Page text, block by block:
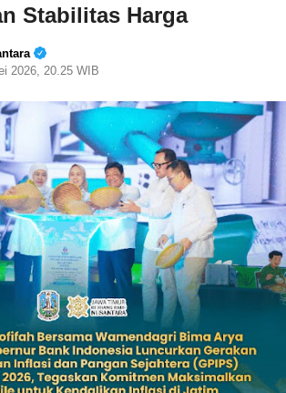
Stabilitas Harga
2026, 20.25 WIB